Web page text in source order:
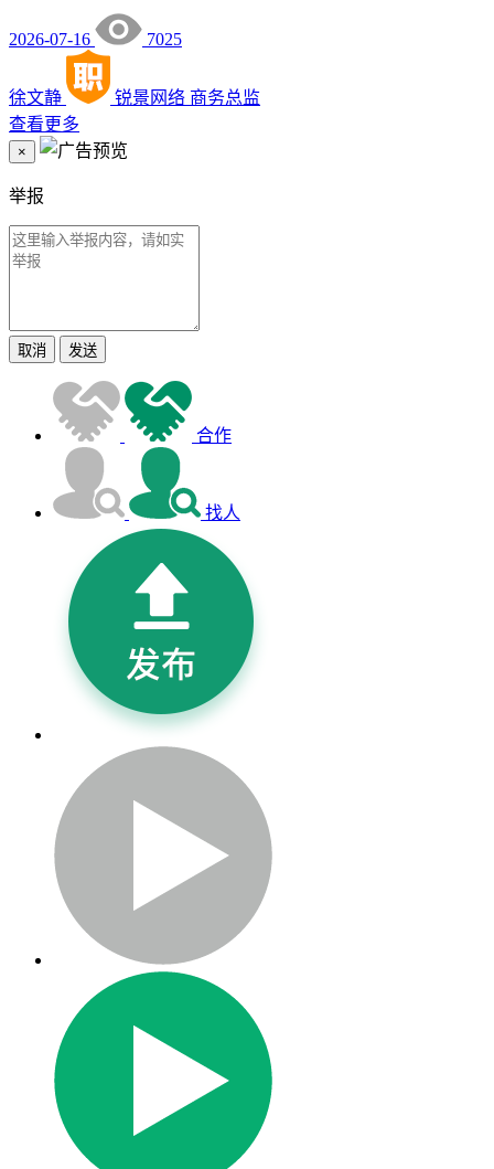
2026-07-16 7025
徐文静 锐景网络 商务总监
查看更多
×
举报
取消 发送
合作
找人